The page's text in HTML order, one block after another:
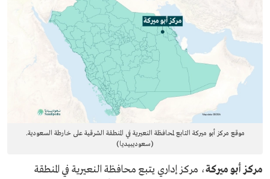
موقع مركز أبو ميركة التابع لمحافظة النعيرية في المنطقة الشرقية على خارطة السعودية.
(سعوديبيديا)
مركز أبو ميركة، مركز إداري يتبع محافظة النعيرية في المنطقة